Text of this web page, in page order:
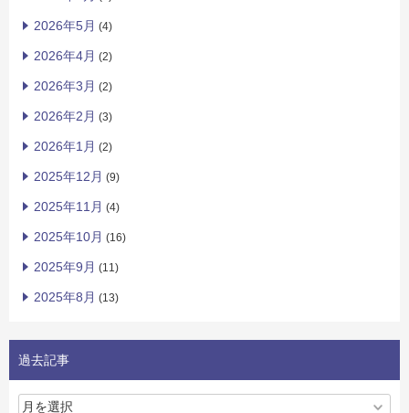
2026年5月 (4)
2026年4月 (2)
2026年3月 (2)
2026年2月 (3)
2026年1月 (2)
2025年12月 (9)
2025年11月 (4)
2025年10月 (16)
2025年9月 (11)
2025年8月 (13)
過去記事